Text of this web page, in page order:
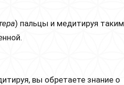
) пальцы и медитируя таким
вы обретаете знание о